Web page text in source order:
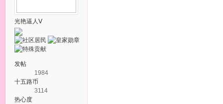
光艳逼人Ⅴ
发帖
1984
十五路币
3114
热心度